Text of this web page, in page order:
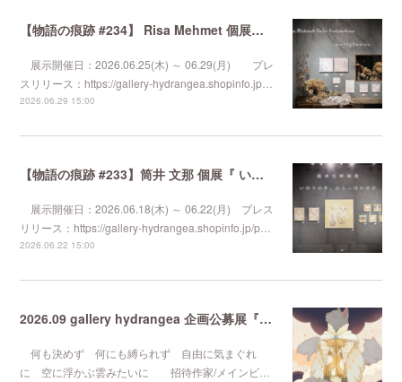
【物語の痕跡 #234】 Risa Mehmet 個展『 wallflower 』
展示開催日：2026.06.25(木) ～ 06.29(月) プレ
スリリース：https://gallery-hydrangea.shopinfo.jp…
2026.06.29 15:00
【物語の痕跡 #233】筒井 文那 個展『 いのりの手、からっぽのゆび 』
展示開催日：2026.06.18(木) ～ 06.22(月) プレス
リリース：https://gallery-hydrangea.shopinfo.jp/p…
2026.06.22 15:00
2026.09 gallery hydrangea 企画公募展『 気まぐれなるままに 』
何も決めず 何にも縛られず 自由に気まぐれ
に 空に浮かぶ雲みたいに 招待作家/メインビ…